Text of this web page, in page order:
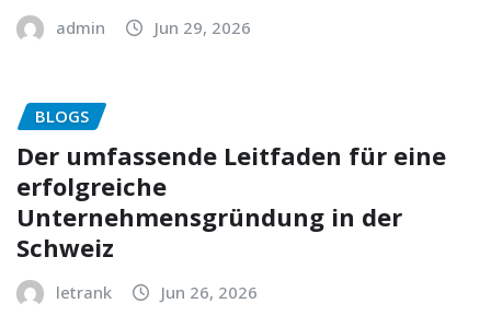
admin Jun 29, 2026
BLOGS
Der umfassende Leitfaden für eine
erfolgreiche
Unternehmensgründung in der
Schweiz
letrank Jun 26, 2026